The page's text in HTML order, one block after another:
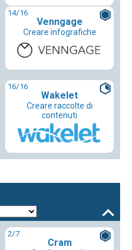
14/16
Venngage
Creare infografiche
16/16
Wakelet
Creare raccolte di
contenuti
2/7
Cram